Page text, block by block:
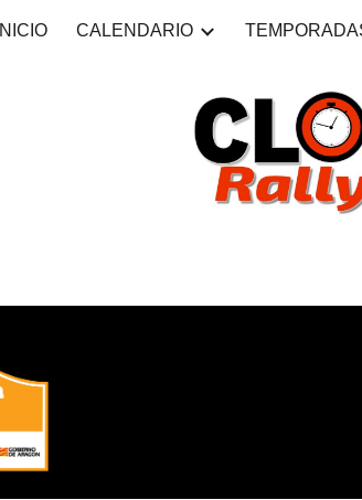
Skip to main content
INICIO CALENDARIO